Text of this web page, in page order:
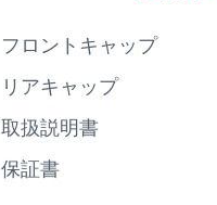
フロントキャップ
リアキャップ
取扱説明書
保証書